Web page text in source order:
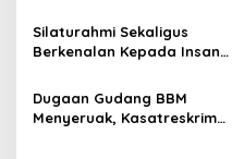
Kurang, Pertamina Patra
Niaga Bungkam
Silaturahmi Sekaligus
Berkenalan Kepada Insan
Puluhan Wartawan Ngopi
Bareng
Dugaan Gudang BBM
Menyeruak, Kasatreskrim